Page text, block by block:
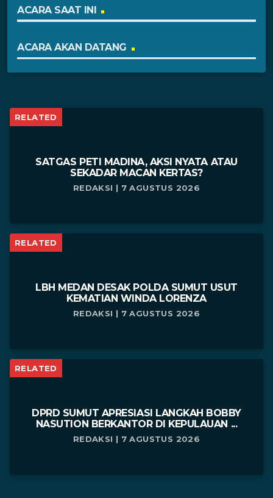
ACARA SAAT INI
ACARA AKAN DATANG
RELATED
SATGAS PETI MADINA, AKSI NYATA ATAU
SEKADAR MACAN KERTAS?
REDAKSI | 7 AGUSTUS 2026
RELATED
LBH MEDAN DESAK POLDA SUMUT USUT
KEMATIAN WINDA LORENZA
REDAKSI | 7 AGUSTUS 2026
RELATED
DPRD SUMUT APRESIASI LANGKAH BOBBY
NASUTION BERKANTOR DI KEPULAUAN ...
REDAKSI | 7 AGUSTUS 2026